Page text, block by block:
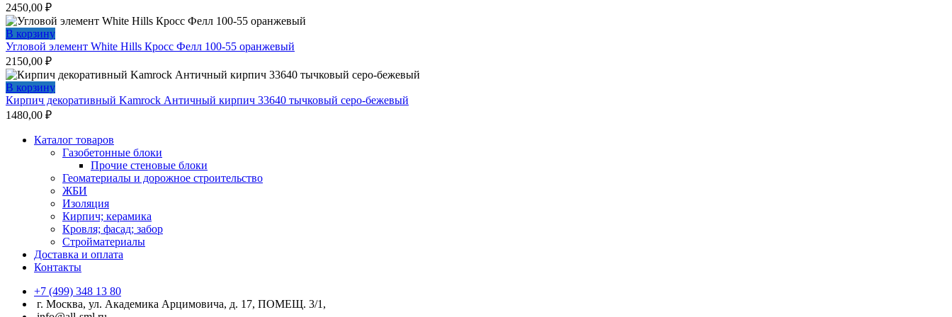
2450,00 ₽
В корзину
Угловой элемент White Hills Кросс Фелл 100-55 оранжевый
2150,00 ₽
В корзину
Кирпич декоративный Kamrock Античный кирпич 33640 тычковый серо-бежевый
1480,00 ₽
Каталог товаров
Газобетонные блоки
Прочие стеновые блоки
Геоматериалы и дорожное строительство
ЖБИ
Изоляция
Кирпич; керамика
Кровля; фасад; забор
Стройматериалы
Доставка и оплата
Контакты
+7 (499) 348 13 80
г. Москва, ул. Академика Арцимовича, д. 17, ПОМЕЩ. 3/1,